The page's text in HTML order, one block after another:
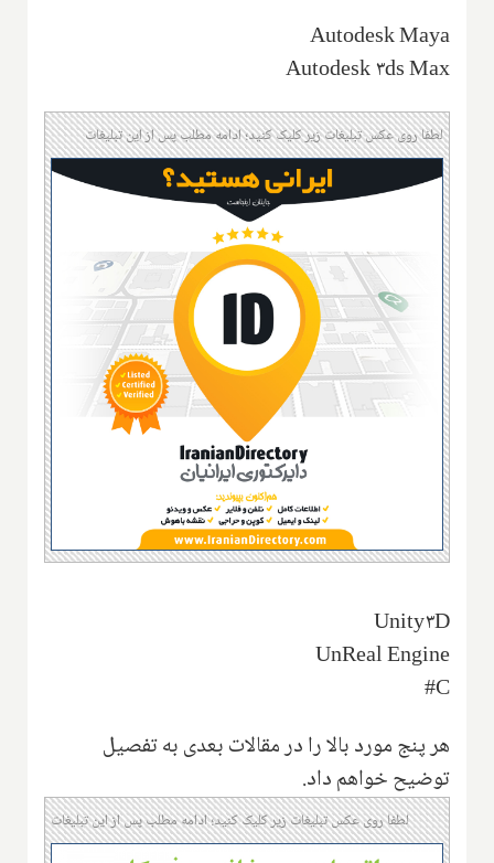
Autodesk Maya
Autodesk ۳ds Max
لطفا روی عکس تبلیغات زیر کلیک کنید؛ ادامه مطلب پس از این تبلیغات
Unity۳D
UnReal Engine
C#
هر پنج مورد بالا را در مقالات بعدی به تفصیل
توضیح خواهم داد.
لطفا روی عکس تبلیغات زیر کلیک کنید؛ ادامه مطلب پس از این تبلیغات